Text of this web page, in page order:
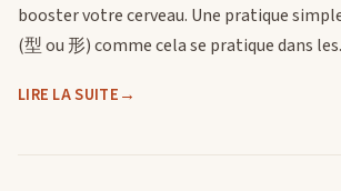
booster votre cerveau. Une pratique
(型 ou 形) comme cela se pratique dans
LIRE LA SUITE